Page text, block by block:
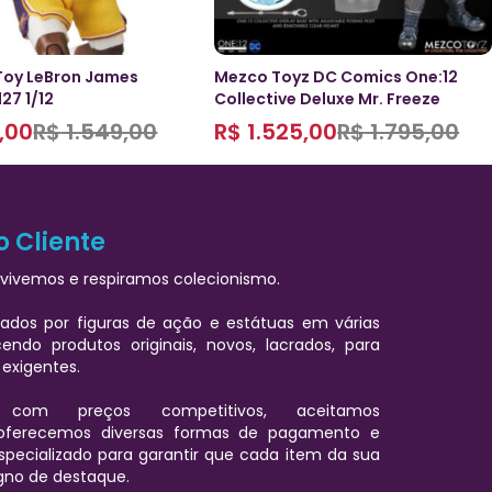
LeBron James
1/12
R$1.549,00
Mezco Toyz DC Comics One:12
Collective Deluxe Mr. Freeze
R$1.795,00
R$ 1.525,00
Cliente
vivemos e respiramos colecionismo.
por figuras de ação e estátuas em várias
produtos originais, novos, lacrados, para
com preços competitivos, aceitamos
diversas formas de pagamento e
para garantir que cada item da sua
de destaque.